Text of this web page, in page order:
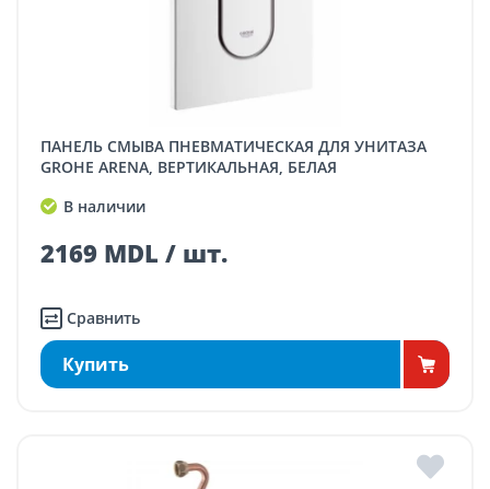
ПАНЕЛЬ СМЫВА ПНЕВМАТИЧЕСКАЯ ДЛЯ УНИТАЗА
GROHE ARENA, ВЕРТИКАЛЬНАЯ, БЕЛАЯ
В наличии
2169 MDL / шт.
Сравнить
Купить